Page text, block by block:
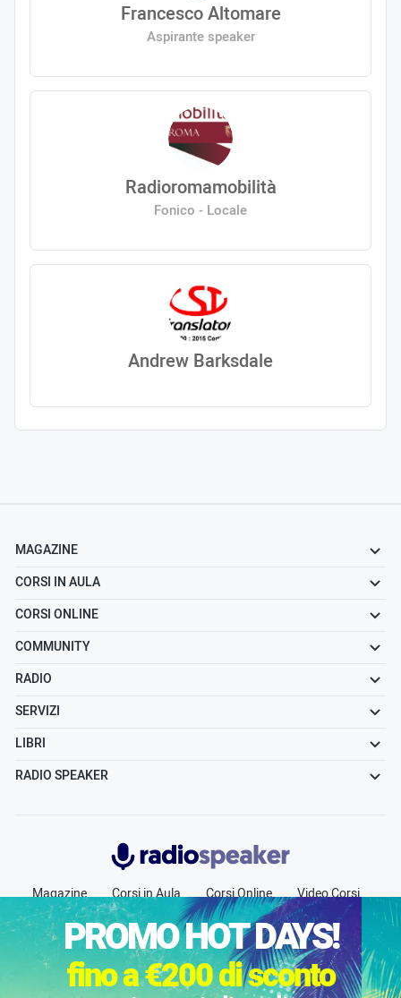
Francesco Altomare
Aspirante speaker
Radioromamobilità
Fonico - Locale
Andrew Barksdale
MAGAZINE
CORSI IN AULA
CORSI ONLINE
COMMUNITY
RADIO
SERVIZI
LIBRI
RADIO SPEAKER
Radiospeaker.it
Magazine Corsi in Aula Corsi Online
Video Corsi
Community
Radio Jobs Chi siamo
Contatti
Pubblicità
PROMO HOT DAYS!
fino a €200 di sconto